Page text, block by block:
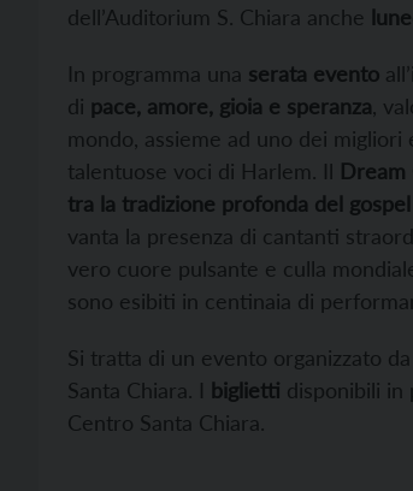
dell’Auditorium S. Chiara anche
In programma una serata evento
di pace, amore, gioia e speranza ,
mondo, assieme ad uno dei
talentuose voci di Harlem. Il Dream
tra la tradizione profonda del
vanta la presenza di cantanti
vero cuore pulsante e culla
sono esibiti in centinaia di
Si tratta di un evento organizzato da
Santa Chiara. I biglietti disponibili in
Centro Santa Chiara.